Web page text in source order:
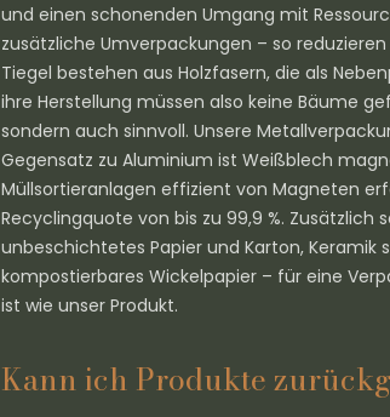
und einen schonenden Umgang mit
zusätzliche Umverpackungen – so
Tiegel bestehen aus Holzfasern, die als
ihre Herstellung müssen also keine Bäume
sondern auch sinnvoll. Unsere
Gegensatz zu Aluminium ist Weißblech
Müllsortieranlagen effizient von Magneten
Recyclingquote von bis zu 99,9 %. Zusätzlich
unbeschichtetes Papier und Karton, Keramik
kompostierbares Wickelpapier – für eine
ist wie unser Produkt.
Kann ich Produkte